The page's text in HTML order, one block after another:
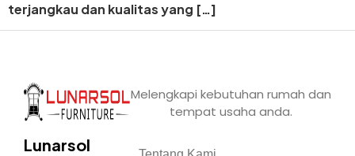
terjangkau dan kualitas yang […]
Melengkapi kebutuhan rumah dan
tempat usaha anda.
Lunarsol